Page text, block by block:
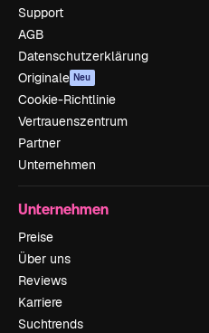
Support
AGB
Datenschutzerklärung
Originale Neu
Cookie-Richtlinie
Vertrauenszentrum
Partner
Unternehmen
Unternehmen
Preise
Über uns
Reviews
Karriere
Suchtrends